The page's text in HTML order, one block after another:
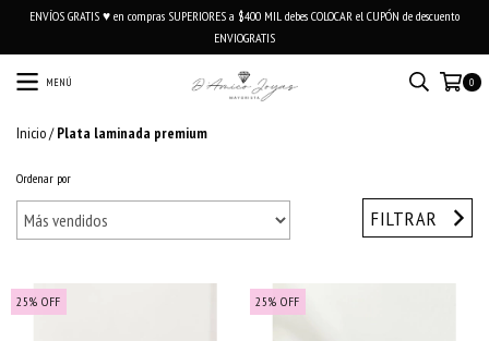
ENVÍOS GRATIS ♥ en compras SUPERIORES a $400 MIL debes COLOCAR el CUPÓN de descuento
ENVIOGRATIS
MENÚ 0
Inicio/ Plata laminada premium
Ordenar por
FILTRAR
25% OFF 25% OFF